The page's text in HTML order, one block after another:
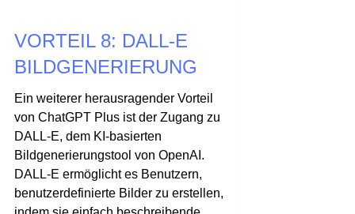
VORTEIL 8: DALL-E
BILDGENERIERUNG
Ein weiterer herausragender Vorteil
von ChatGPT Plus ist der Zugang zu
DALL-E, dem KI-basierten
Bildgenerierungstool von OpenAI.
DALL-E ermöglicht es Benutzern,
benutzerdefinierte Bilder zu erstellen,